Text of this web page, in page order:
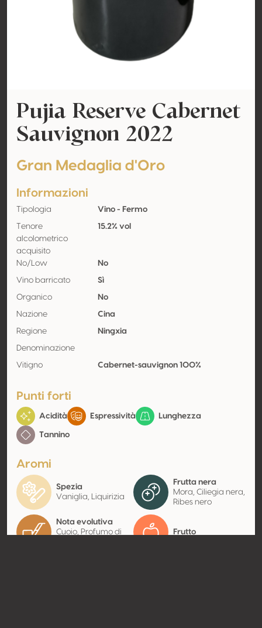
Pujia Reserve Cabernet
Sauvignon 2022
Gran Medaglia d'Oro
Informazioni
Tipologia Vino - Fermo
Tenore
alcolometrico
acquisito
15.2% vol
No/Low No
Vino barricato Sì
Organico No
Nazione Cina
Regione Ningxia
Denominazione
Vitigno Cabernet-sauvignon 100%
Punti forti
Acidità Espressività Lunghezza
Tannino
Aromi
Spezia
Vaniglia, Liquirizia
Frutta nera
Mora, Ciliegia nera,
Ribes nero
Nota evolutiva
Cuoio, Profumo di
Frutto